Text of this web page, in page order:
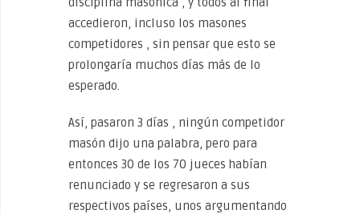
accedieron, incluso los masones
competidores , sin pensar que esto se
prolongaría muchos días más de lo
esperado.
Así, pasaron 3 días , ningún competidor
masón dijo una palabra, pero para
entonces 30 de los 70 jueces habían
renunciado y se regresaron a sus
respectivos países, unos argumentando